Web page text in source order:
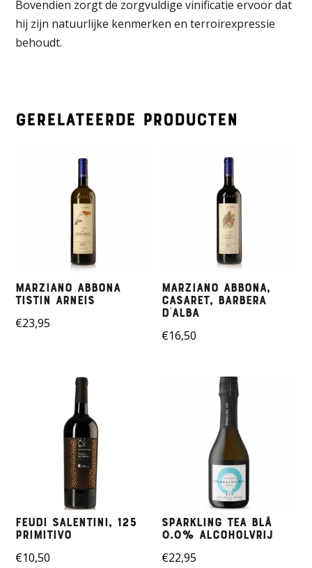
Bovendien zorgt de zorgvuldige vinificatie ervoor dat
hij zijn natuurlijke kenmerken en terroirexpressie
behoudt.
Gerelateerde producten
Marziano Abbona
Tistin Arneis
€23,95
Marziano Abbona,
Casaret, Barbera
D’alba
€16,50
Feudi Salentini, 125
Primitivo
€10,50
Sparkling Tea BLÅ
0.0% ALCOHOLVRIJ
€22,95